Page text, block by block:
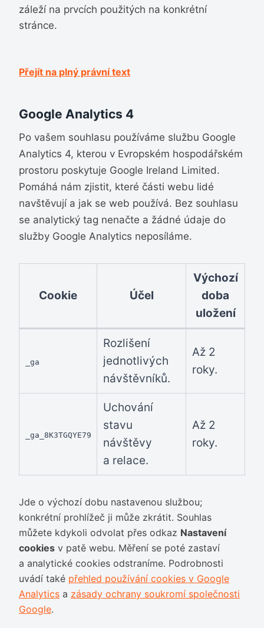
záleží na prvcích použitých na konkrétní
stránce.
Přejít na plný právní text
Google Analytics 4
Po vašem souhlasu používáme službu Google
Analytics 4, kterou v Evropském hospodářském
prostoru poskytuje Google Ireland Limited.
Pomáhá nám zjistit, které části webu lidé
navštěvují a jak se web používá. Bez souhlasu
se analytický tag nenačte a žádné údaje do
služby Google Analytics neposíláme.
Cookie Účel
Výchozí
doba
uložení
_ga
Rozlišení
jednotlivých
návštěvníků.
Až 2
roky.
_ga_8K3TGQYE79
Uchování
stavu
návštěvy
a relace.
Až 2
roky.
Jde o výchozí dobu nastavenou službou;
konkrétní prohlížeč ji může zkrátit. Souhlas
můžete kdykoli odvolat přes odkaz Nastavení
cookies v patě webu. Měření se poté zastaví
a analytické cookies odstraníme. Podrobnosti
uvádí také přehled používání cookies v Google
Analytics a zásady ochrany soukromí společnosti
Google.